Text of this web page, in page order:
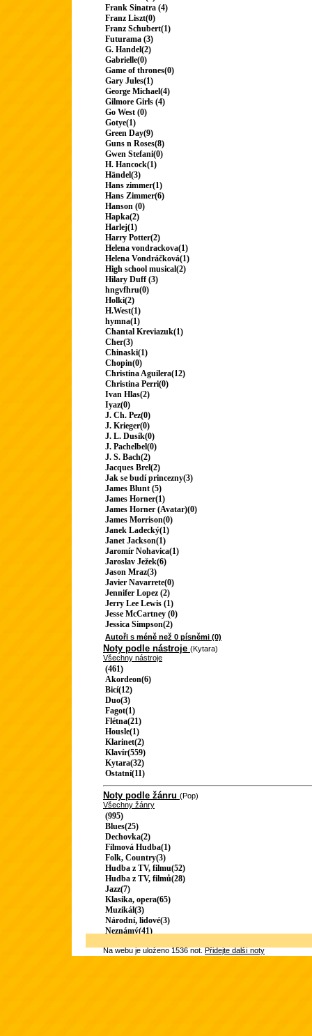
Frank Sinatra (4)
Franz Liszt(0)
Franz Schubert(1)
Futurama (3)
G. Handel(2)
Gabrielle(0)
Game of thrones(0)
Gary Jules(1)
George Michael(4)
Gilmore Girls (4)
Go West (0)
Gotye(1)
Green Day(9)
Guns n Roses(8)
Gwen Stefani(0)
H. Hancock(1)
Händel(3)
Hans zimmer(1)
Hans Zimmer(6)
Hanson (0)
Hapka(2)
Harlej(1)
Harry Potter(2)
Helena vondrackova(1)
Helena Vondráčková(1)
High school musical(2)
Hilary Duff (3)
hngvfhru(0)
Holki(2)
H.West(1)
hymna(1)
Chantal Kreviazuk(1)
Cher(3)
Chinaski(1)
Chopin(0)
Christina Aguilera(12)
Christina Perri(0)
Ivan Hlas(2)
Iyaz(0)
J. Ch. Pez(0)
J. Krieger(0)
J. L. Dusík(0)
J. Pachelbel(0)
J. S. Bach(2)
Jacques Brel(2)
Jak se budí princezny(3)
James Blunt (5)
James Horner(1)
James Horner (Avatar)(0)
James Morrison(0)
Janek Ladecký(1)
Janet Jackson(1)
Jaromír Nohavica(1)
Jaroslav Ježek(6)
Jason Mraz(3)
Javier Navarrete(0)
Jennifer Lopez (2)
Jerry Lee Lewis (1)
Jesse McCartney (0)
Jessica Simpson(2)
Autoři s méně než 0 písněmi (0)
Noty podle nástroje (Kytara)
Všechny nástroje
(461)
Akordeon(6)
Bicí(12)
Duo(3)
Fagot(1)
Flétna(21)
Housle(1)
Klarinet(2)
Klavír(559)
Kytara(32)
Ostatní(11)
Noty podle žánru (Pop)
Všechny žánry
(995)
Blues(25)
Dechovka(2)
Filmová Hudba(1)
Folk, Country(3)
Hudba z TV, filmu(52)
Hudba z TV, filmů(28)
Jazz(7)
Klasika, opera(65)
Muzikál(3)
Národní, lidové(3)
Neznámý(41)
Na webu je uloženo 1536 not.Přidejte další noty